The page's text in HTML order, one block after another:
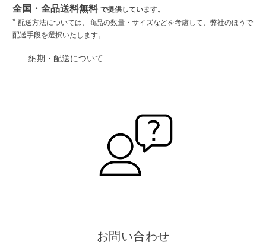
全国・全品送料無料 で提供しています。
* 配送方法については、商品の数量・サイズなどを考慮して、弊社のほうで
配送手段を選択いたします。
納期・配送について
お問い合わせ